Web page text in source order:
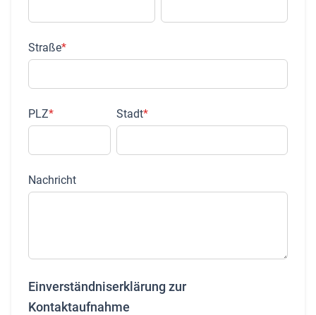
Straße*
PLZ* Stadt*
Nachricht
Einverständniserklärung zur
Kontaktaufnahme